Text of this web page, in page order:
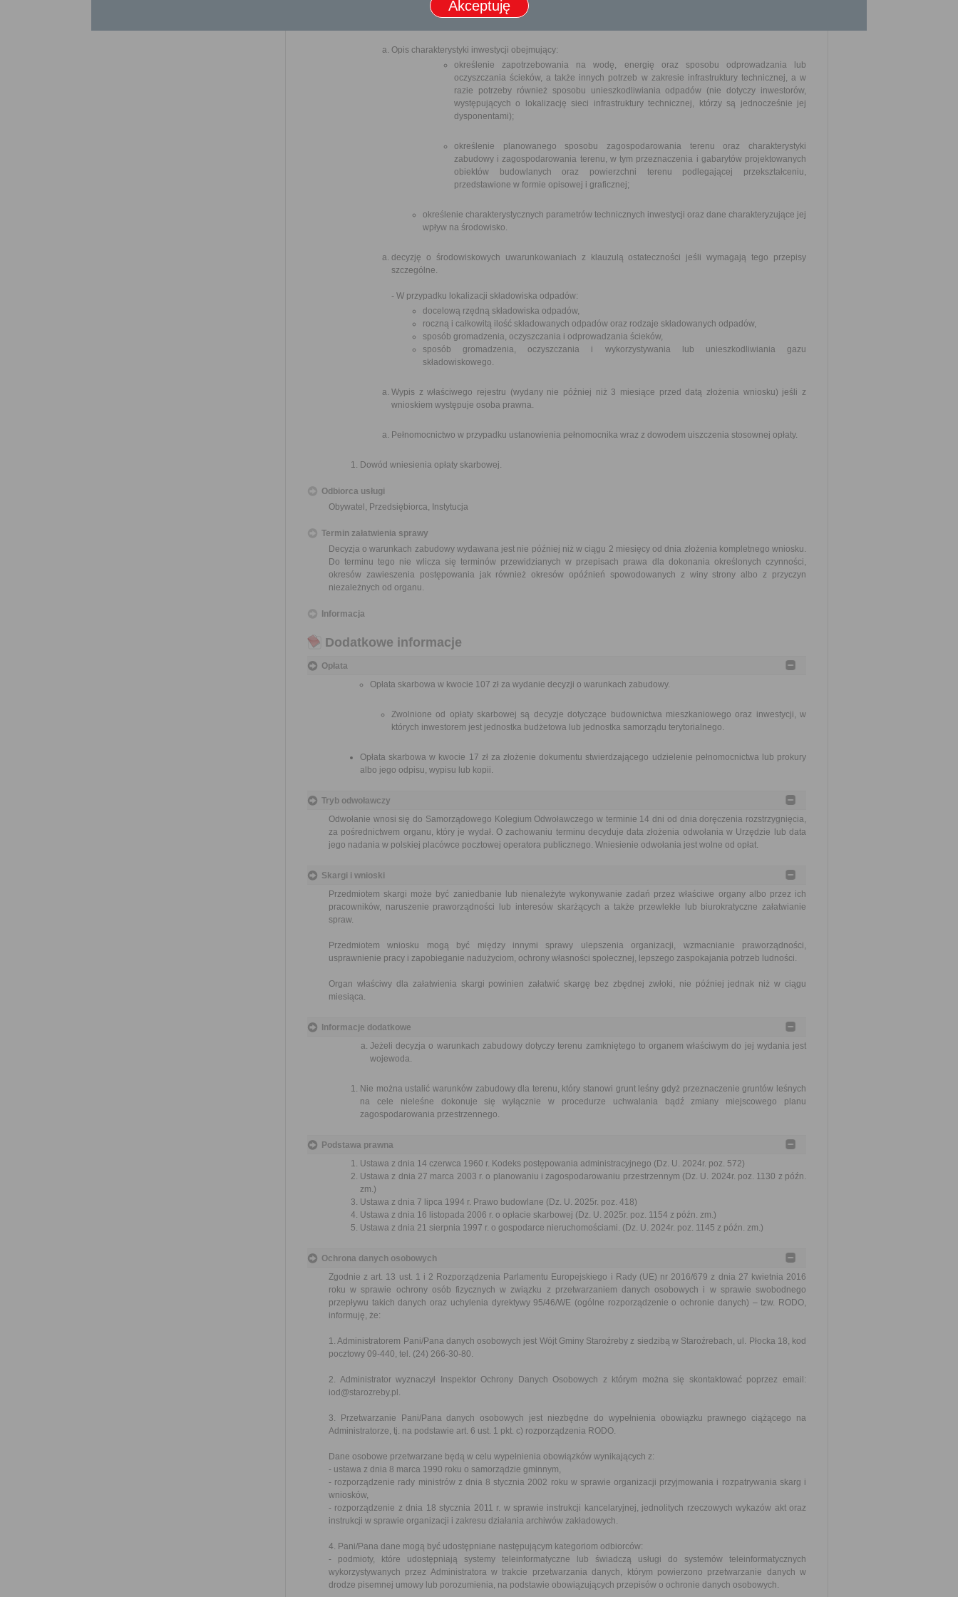
terenu objętego wnioskiem i obszaru, na który planowana inwestycja będzie oddziaływać z naniesioną
Opis charakterystyki inwestycji obejmujący:
określenie zapotrzebowania na wodę, energię oraz sposobu odprowadzania lub
oczyszczania ścieków, a także innych potrzeb w zakresie infrastruktury technicznej, a w
razie potrzeby również sposobu unieszkodliwiania odpadów (nie dotyczy inwestorów,
występujących o lokalizację sieci infrastruktury technicznej, którzy są jednocześnie jej
dysponentami);
określenie planowanego sposobu zagospodarowania terenu oraz charakterystyki
zabudowy i zagospodarowania terenu, w tym przeznaczenia i gabarytów projektowanych
obiektów budowlanych oraz powierzchni terenu podlegającej przekształceniu,
przedstawione w formie opisowej i graficznej;
określenie charakterystycznych parametrów technicznych inwestycji oraz dane charakteryzujące jej
wpływ na środowisko.
decyzję o środowiskowych uwarunkowaniach z klauzulą ostateczności jeśli wymagają tego przepisy
szczególne.
- W przypadku lokalizacji składowiska odpadów:
docelową rzędną składowiska odpadów,
roczną i całkowitą ilość składowanych odpadów oraz rodzaje składowanych odpadów,
sposób gromadzenia, oczyszczania i odprowadzania ścieków,
sposób gromadzenia, oczyszczania i wykorzystywania lub unieszkodliwiania gazu
składowiskowego.
Wypis z właściwego rejestru (wydany nie później niż 3 miesiące przed datą złożenia wniosku) jeśli z
wnioskiem występuje osoba prawna.
Pełnomocnictwo w przypadku ustanowienia pełnomocnika wraz z dowodem uiszczenia stosownej opłaty.
Dowód wniesienia opłaty skarbowej.
Odbiorca usługi
Obywatel, Przedsiębiorca, Instytucja
Termin załatwienia sprawy
Decyzja o warunkach zabudowy wydawana jest nie później niż w ciągu 2 miesięcy od dnia złożenia kompletnego wniosku.
Do terminu tego nie wlicza się terminów przewidzianych w przepisach prawa dla dokonania określonych czynności,
okresów zawieszenia postępowania jak również okresów opóźnień spowodowanych z winy strony albo z przyczyn
niezależnych od organu.
Informacja
Dodatkowe informacje
Opłata
Opłata skarbowa w kwocie 107 zł za wydanie decyzji o warunkach zabudowy.
Zwolnione od opłaty skarbowej są decyzje dotyczące budownictwa mieszkaniowego oraz inwestycji, w
których inwestorem jest jednostka budżetowa lub jednostka samorządu terytorialnego.
Opłata skarbowa w kwocie 17 zł za złożenie dokumentu stwierdzającego udzielenie pełnomocnictwa lub prokury
albo jego odpisu, wypisu lub kopii.
Tryb odwoławczy
Odwołanie wnosi się do Samorządowego Kolegium Odwoławczego w terminie 14 dni od dnia doręczenia rozstrzygnięcia,
za pośrednictwem organu, który je wydał. O zachowaniu terminu decyduje data złożenia odwołania w Urzędzie lub data
jego nadania w polskiej placówce pocztowej operatora publicznego. Wniesienie odwołania jest wolne od opłat.
Skargi i wnioski
Przedmiotem skargi może być zaniedbanie lub nienależyte wykonywanie zadań przez właściwe organy albo przez ich
pracowników, naruszenie praworządności lub interesów skarżących a także przewlekłe lub biurokratyczne załatwianie
spraw.
Przedmiotem wniosku mogą być między innymi sprawy ulepszenia organizacji, wzmacnianie praworządności,
usprawnienie pracy i zapobieganie nadużyciom, ochrony własności społecznej, lepszego zaspokajania potrzeb ludności.
Organ właściwy dla załatwienia skargi powinien załatwić skargę bez zbędnej zwłoki, nie później jednak niż w ciągu
miesiąca.
Informacje dodatkowe
Jeżeli decyzja o warunkach zabudowy dotyczy terenu zamkniętego to organem właściwym do jej wydania jest
wojewoda.
Nie można ustalić warunków zabudowy dla terenu, który stanowi grunt leśny gdyż przeznaczenie gruntów leśnych
na cele nieleśne dokonuje się wyłącznie w procedurze uchwalania bądź zmiany miejscowego planu
zagospodarowania przestrzennego.
Podstawa prawna
Ustawa z dnia 14 czerwca 1960 r. Kodeks postępowania administracyjnego (Dz. U. 2024r. poz. 572)
Ustawa z dnia 27 marca 2003 r. o planowaniu i zagospodarowaniu przestrzennym (Dz. U. 2024r. poz. 1130 z późn.
zm.)
Ustawa z dnia 7 lipca 1994 r. Prawo budowlane (Dz. U. 2025r. poz. 418)
Ustawa z dnia 16 listopada 2006 r. o opłacie skarbowej (Dz. U. 2025r. poz. 1154 z późn. zm.)
Ustawa z dnia 21 sierpnia 1997 r. o gospodarce nieruchomościami. (Dz. U. 2024r. poz. 1145 z późn. zm.)
Ochrona danych osobowych
Zgodnie z art. 13 ust. 1 i 2 Rozporządzenia Parlamentu Europejskiego i Rady (UE) nr 2016/679 z dnia 27 kwietnia 2016
roku w sprawie ochrony osób fizycznych w związku z przetwarzaniem danych osobowych i w sprawie swobodnego
przepływu takich danych oraz uchylenia dyrektywy 95/46/WE (ogólne rozporządzenie o ochronie danych) – tzw. RODO,
informuję, że:
1. Administratorem Pani/Pana danych osobowych jest Wójt Gminy Staroźreby z siedzibą w Staroźrebach, ul. Płocka 18, kod
pocztowy 09-440, tel. (24) 266-30-80.
2. Administrator wyznaczył Inspektor Ochrony Danych Osobowych z którym można się skontaktować poprzez email:
iod@starozreby.pl.
3. Przetwarzanie Pani/Pana danych osobowych jest niezbędne do wypełnienia obowiązku prawnego ciążącego na
Administratorze, tj. na podstawie art. 6 ust. 1 pkt. c) rozporządzenia RODO.
Dane osobowe przetwarzane będą w celu wypełnienia obowiązków wynikających z:
- ustawa z dnia 8 marca 1990 roku o samorządzie gminnym,
- rozporządzenie rady ministrów z dnia 8 stycznia 2002 roku w sprawie organizacji przyjmowania i rozpatrywania skarg i
wniosków,
- rozporządzenie z dnia 18 stycznia 2011 r. w sprawie instrukcji kancelaryjnej, jednolitych rzeczowych wykazów akt oraz
instrukcji w sprawie organizacji i zakresu działania archiwów zakładowych.
4. Pani/Pana dane mogą być udostępniane następującym kategoriom odbiorców:
- podmioty, które udostępniają systemy teleinformatyczne lub świadczą usługi do systemów teleinformatycznych
wykorzystywanych przez Administratora w trakcie przetwarzania danych, którym powierzono przetwarzanie danych w
drodze pisemnej umowy lub porozumienia, na podstawie obowiązujących przepisów o ochronie danych osobowych.
Akceptuję